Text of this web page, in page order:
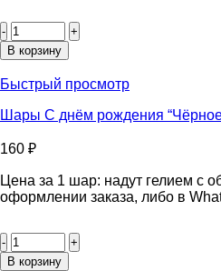
товара
Шары
днём
“Твой
В корзину
Быстрый просмотр
Шары С днём рождения “Чёрное
160 ₽
Цена за 1 шар: надут гелием с
оформлении заказа, либо в
товара
Шары
В корзину